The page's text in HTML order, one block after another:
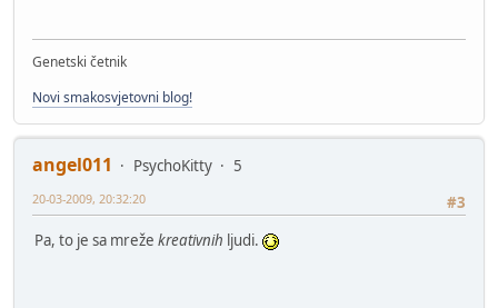
Genetski četnik
Novi smakosvjetovni blog!
angel011 PsychoKitty
5
#3
20-03-2009, 20:32:20
Pa, to je sa mreže kreativnih ljudi.